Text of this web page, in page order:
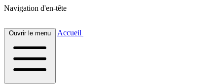
Navigation d'en-tête
Ouvrir le menu Accueil